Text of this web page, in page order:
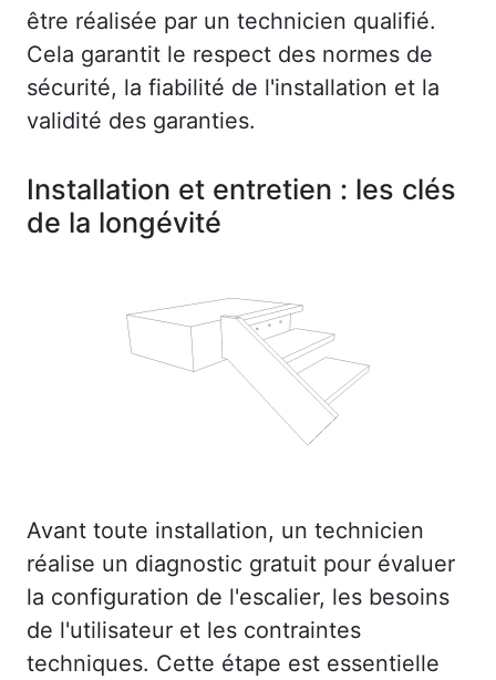
être réalisée par un technicien qualifié.
Cela garantit le respect des normes de
sécurité, la fiabilité de l'installation et la
validité des garanties.
Installation et entretien : les clés
de la longévité
Avant toute installation, un technicien
réalise un diagnostic gratuit pour évaluer
la configuration de l'escalier, les besoins
de l'utilisateur et les contraintes
techniques. Cette étape est essentielle